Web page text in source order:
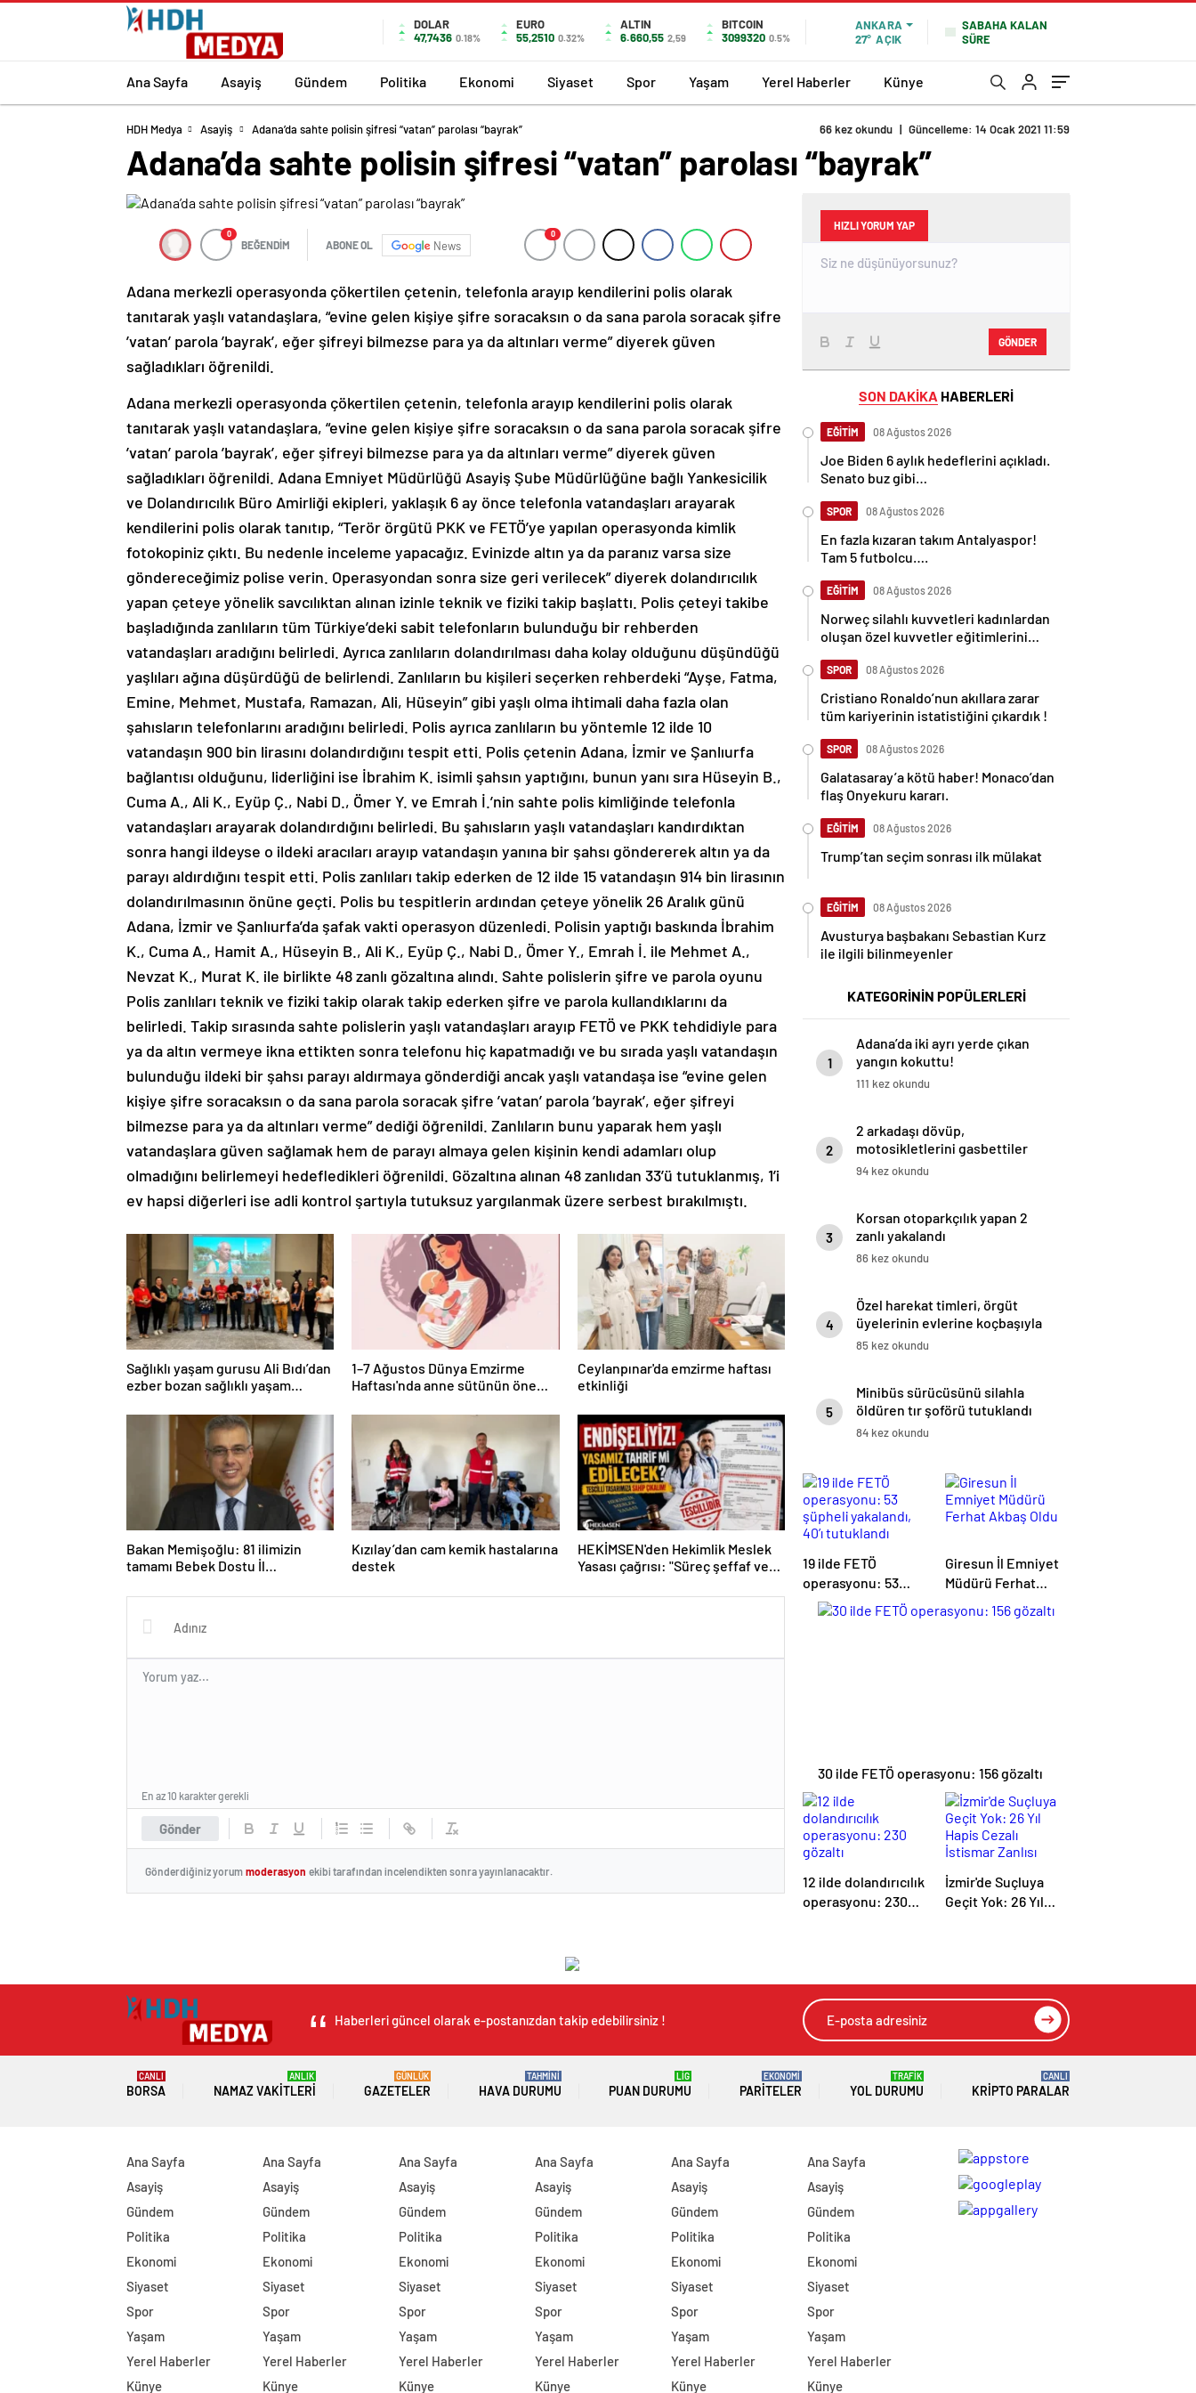
DOLAR
47,7436 0.18%
EURO
55,2510 0.32%
ALTIN
6.660,55 2,59
BITCOIN
3099320 0.5%
ANKARA
27° AÇIK
SABAHA KALAN
SÜRE
Ana Sayfa Asayiş Gündem Politika Ekonomi Siyaset Spor Yaşam Yerel Haberler Künye
HDH Medya Asayiş Adana’da sahte polisin şifresi “vatan” parolası “bayrak” 66 kez okundu | Güncelleme: 14 Ocak 2021 11:59
Adana’da sahte polisin şifresi “vatan” parolası “bayrak”
0
BEĞENDİM ABONE OL News
0
Adana merkezli operasyonda çökertilen çetenin, telefonla arayıp kendilerini polis olarak
tanıtarak yaşlı vatandaşlara, “evine gelen kişiye şifre soracaksın o da sana parola soracak şifre
’vatan’ parola ’bayrak’, eğer şifreyi bilmezse para ya da altınları verme” diyerek güven
sağladıkları öğrenildi.
Adana merkezli operasyonda çökertilen çetenin, telefonla arayıp kendilerini polis olarak
tanıtarak yaşlı vatandaşlara, “evine gelen kişiye şifre soracaksın o da sana parola soracak şifre
’vatan’ parola ’bayrak’, eğer şifreyi bilmezse para ya da altınları verme” diyerek güven
sağladıkları öğrenildi. Adana Emniyet Müdürlüğü Asayiş Şube Müdürlüğüne bağlı Yankesicilik
ve Dolandırıcılık Büro Amirliği ekipleri, yaklaşık 6 ay önce telefonla vatandaşları arayarak
kendilerini polis olarak tanıtıp, “Terör örgütü PKK ve FETÖ’ye yapılan operasyonda kimlik
fotokopiniz çıktı. Bu nedenle inceleme yapacağız. Evinizde altın ya da paranız varsa size
göndereceğimiz polise verin. Operasyondan sonra size geri verilecek” diyerek dolandırıcılık
yapan çeteye yönelik savcılıktan alınan izinle teknik ve fiziki takip başlattı. Polis çeteyi takibe
başladığında zanlıların tüm Türkiye’deki sabit telefonların bulunduğu bir rehberden
vatandaşları aradığını belirledi. Ayrıca zanlıların dolandırılması daha kolay olduğunu düşündüğü
yaşlıları ağına düşürdüğü de belirlendi. Zanlıların bu kişileri seçerken rehberdeki “Ayşe, Fatma,
Emine, Mehmet, Mustafa, Ramazan, Ali, Hüseyin” gibi yaşlı olma ihtimali daha fazla olan
şahısların telefonlarını aradığını belirledi. Polis ayrıca zanlıların bu yöntemle 12 ilde 10
vatandaşın 900 bin lirasını dolandırdığını tespit etti. Polis çetenin Adana, İzmir ve Şanlıurfa
bağlantısı olduğunu, liderliğini ise İbrahim K. isimli şahsın yaptığını, bunun yanı sıra Hüseyin B.,
Cuma A., Ali K., Eyüp Ç., Nabi D., Ömer Y. ve Emrah İ.’nin sahte polis kimliğinde telefonla
vatandaşları arayarak dolandırdığını belirledi. Bu şahısların yaşlı vatandaşları kandırdıktan
sonra hangi ildeyse o ildeki aracıları arayıp vatandaşın yanına bir şahsı göndererek altın ya da
parayı aldırdığını tespit etti. Polis zanlıları takip ederken de 12 ilde 15 vatandaşın 914 bin lirasının
dolandırılmasının önüne geçti. Polis bu tespitlerin ardından çeteye yönelik 26 Aralık günü
Adana, İzmir ve Şanlıurfa’da şafak vakti operasyon düzenledi. Polisin yaptığı baskında İbrahim
K., Cuma A., Hamit A., Hüseyin B., Ali K., Eyüp Ç., Nabi D., Ömer Y., Emrah İ. ile Mehmet A.,
Nevzat K., Murat K. ile birlikte 48 zanlı gözaltına alındı. Sahte polislerin şifre ve parola oyunu
Polis zanlıları teknik ve fiziki takip olarak takip ederken şifre ve parola kullandıklarını da
belirledi. Takip sırasında sahte polislerin yaşlı vatandaşları arayıp FETÖ ve PKK tehdidiyle para
ya da altın vermeye ikna ettikten sonra telefonu hiç kapatmadığı ve bu sırada yaşlı vatandaşın
bulunduğu ildeki bir şahsı parayı aldırmaya gönderdiği ancak yaşlı vatandaşa ise “evine gelen
kişiye şifre soracaksın o da sana parola soracak şifre ’vatan’ parola ’bayrak’, eğer şifreyi
bilmezse para ya da altınları verme” dediği öğrenildi. Zanlıların bunu yaparak hem yaşlı
vatandaşlara güven sağlamak hem de parayı almaya gelen kişinin kendi adamları olup
olmadığını belirlemeyi hedefledikleri öğrenildi. Gözaltına alınan 48 zanlıdan 33’ü tutuklanmış, 1’i
ev hapsi diğerleri ise adli kontrol şartıyla tutuksuz yargılanmak üzere serbest bırakılmıştı.
Sağlıklı yaşam gurusu Ali Bıdı’dan
ezber bozan sağlıklı yaşam
1–7 Ağustos Dünya Emzirme
Haftası'nda anne sütünün önemi
Ceylanpınar'da emzirme haftası
etkinliği
Bakan Memişoğlu: 81 ilimizin
tamamı Bebek Dostu İl
Kızılay’dan cam kemik hastalarına
destek
HEKİMSEN'den Hekimlik Meslek
Yasası çağrısı: "Süreç şeffaf ve
Gönder
En az 10 karakter gerekli
Gönderdiğiniz yorum moderasyon ekibi tarafından incelendikten sonra yayınlanacaktır.
HIZLI YORUM YAP
GÖNDER
SON DAKİKA HABERLERİ
EĞİTİM 08 Ağustos 2026
Joe Biden 6 aylık hedeflerini açıkladı.
Senato buz gibi…
SPOR 08 Ağustos 2026
En fazla kızaran takım Antalyaspor!
Tam 5 futbolcu….
EĞİTİM 08 Ağustos 2026
Norweç silahlı kuvvetleri kadınlardan
oluşan özel kuvvetler eğitimlerini
SPOR 08 Ağustos 2026
Cristiano Ronaldo’nun akıllara zarar
tüm kariyerinin istatistiğini çıkardık !
SPOR 08 Ağustos 2026
Galatasaray’a kötü haber! Monaco’dan
flaş Onyekuru kararı.
EĞİTİM 08 Ağustos 2026
Trump’tan seçim sonrası ilk mülakat
EĞİTİM 08 Ağustos 2026
Avusturya başbakanı Sebastian Kurz
ile ilgili bilinmeyenler
KATEGORİNİN POPÜLERLERİ
1
Adana’da iki ayrı yerde çıkan
yangın kokuttu!
111 kez okundu
2
2 arkadaşı dövüp,
motosikletlerini gasbettiler
94 kez okundu
3
Korsan otoparkçılık yapan 2
zanlı yakalandı
86 kez okundu
4
Özel harekat timleri, örgüt
üyelerinin evlerine koçbaşıyla
kapıyı kırıp girdi
85 kez okundu
5
Minibüs sürücüsünü silahla
öldüren tır şoförü tutuklandı
84 kez okundu
19 ilde FETÖ
operasyonu: 53
şüpheli yakalandı,
40’ı tutuklandı
Giresun İl Emniyet
Müdürü Ferhat
Akbaş Oldu
30 ilde FETÖ operasyonu: 156 gözaltı
12 ilde dolandırıcılık
operasyonu: 230
İzmir'de Suçluya
Geçit Yok: 26 Yıl
Haberleri güncel olarak e-postanızdan takip edebilirsiniz !
BORSA
CANLI
NAMAZ VAKITLERI
ANLIK
GAZETELER
GÜNLÜK
HAVA DURUMU
TAHMİNİ
PUAN DURUMU
LİG
PARITELER
EKONOMİ
YOL DURUMU
TRAFİK
KRIPTO PARALAR
CANLI
Ana Sayfa
Asayiş
Gündem
Politika
Ekonomi
Siyaset
Spor
Yaşam
Yerel Haberler
Künye
Ana Sayfa
Asayiş
Gündem
Politika
Ekonomi
Siyaset
Spor
Yaşam
Yerel Haberler
Künye
Ana Sayfa
Asayiş
Gündem
Politika
Ekonomi
Siyaset
Spor
Yaşam
Yerel Haberler
Künye
Ana Sayfa
Asayiş
Gündem
Politika
Ekonomi
Siyaset
Spor
Yaşam
Yerel Haberler
Künye
Ana Sayfa
Asayiş
Gündem
Politika
Ekonomi
Siyaset
Spor
Yaşam
Yerel Haberler
Künye
Ana Sayfa
Asayiş
Gündem
Politika
Ekonomi
Siyaset
Spor
Yaşam
Yerel Haberler
Künye